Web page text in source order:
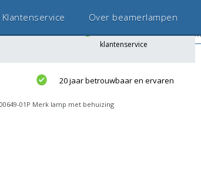
9,0
Klantenservice Over beamerlampen
20 jaar betrouwbaar en ervaren
01P Merk lamp met behuizing
klantenservice